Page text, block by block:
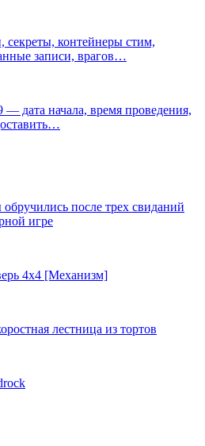
секреты, контейнеры стим,
записи, врагов…
— дата начала, время проведения,
после трех свиданий
игре
4х4 [Механизм]
лестница из тортов